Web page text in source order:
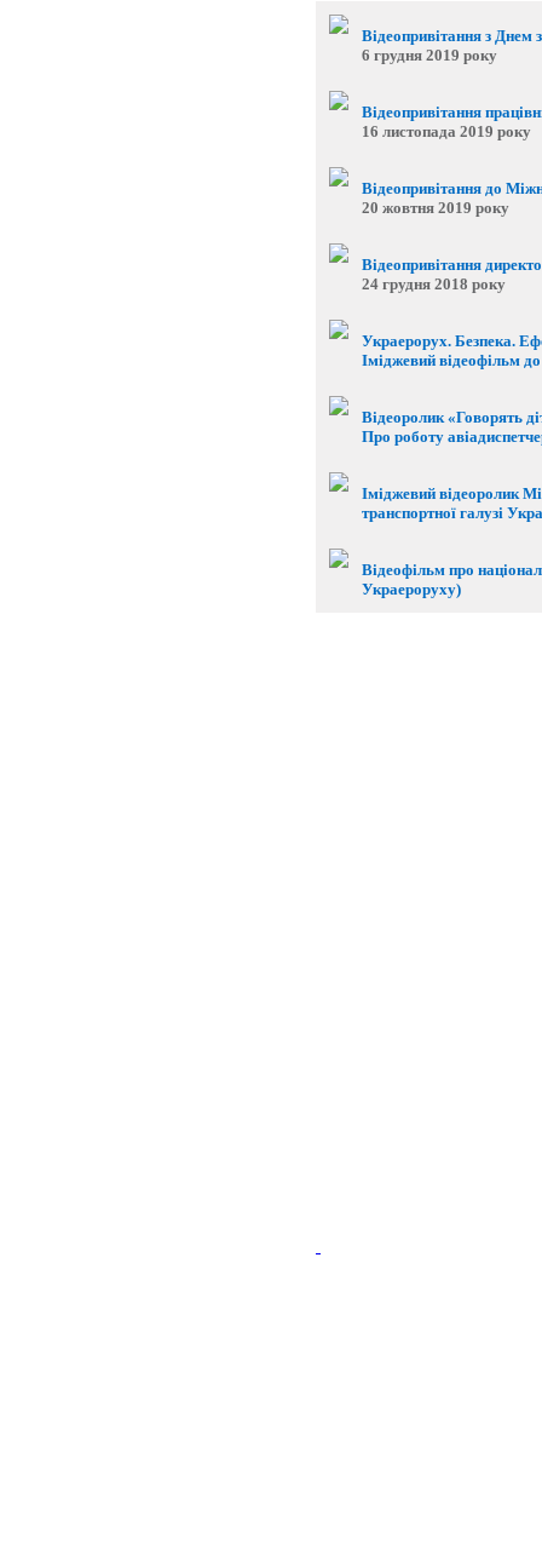
Відеопривітання з Днем
6 грудня 2019 року
Відеопривітання
16 листопада 2019 року
Відеопривітання до
20 жовтня 2019 року
Відеопривітання
24 грудня 2018 року
Украерорух. Безпека.
Іміджевий відеофільм
Відеоролик «Говорять
Про роботу
Іміджевий відеоролик
транспортної галузі
Відеофільм про
Украероруху)